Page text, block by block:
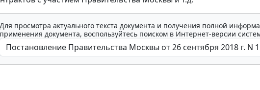
Для просмотра актуального текста документа и получения полной
применения документа, воспользуйтесь поиском в Интернет-версии